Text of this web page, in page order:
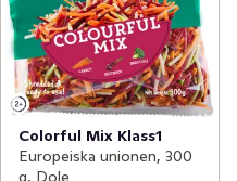
Colorful Mix Klass1
Europeiska unionen, 300
g, Dole